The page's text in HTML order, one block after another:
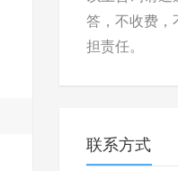
答，不收费，
担责任。
联系方式